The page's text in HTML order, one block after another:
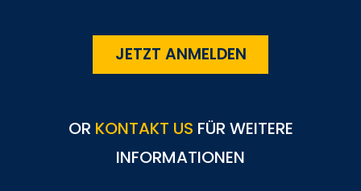
JETZT ANMELDEN
OR KONTAKT US FÜR WEITERE
INFORMATIONEN